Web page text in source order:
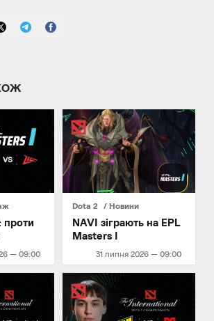
— 09:00
проти
Dota 2 Новини
31 липня 2026 — 09:00
NAVI зіграють на EPL
Masters I